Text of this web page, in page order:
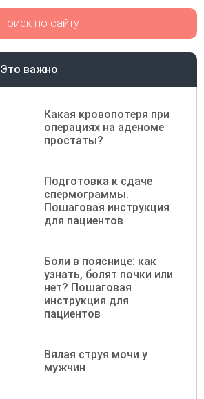
Поиск по сайту
Это важно
Какая кровопотеря при
операциях на аденоме
простаты?
Подготовка к сдаче
спермограммы.
Пошаговая инструкция
для пациентов
Боли в пояснице: как
узнать, болят почки или
нет? Пошаговая
инструкция для
пациентов
Вялая струя мочи у
мужчин